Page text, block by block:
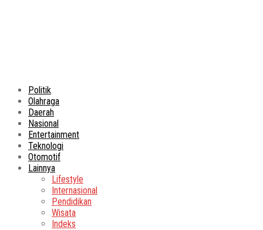
Politik
Olahraga
Daerah
Nasional
Entertainment
Teknologi
Otomotif
Lainnya
Lifestyle
Internasional
Pendidikan
Wisata
Indeks